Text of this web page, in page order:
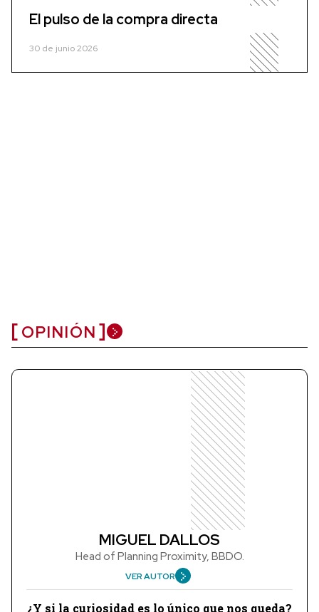
El pulso de la compra directa
30 de junio 2026
OPINIÓN
MIGUEL DALLOS
Head of Planning Proximity, BBDO.
VER AUTOR
¿Y si la curiosidad es lo único que nos queda?